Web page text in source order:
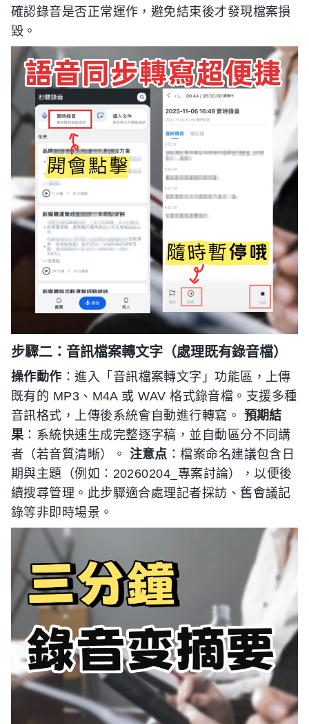
確認錄音是否正常運作，避免結束後才發現檔案損
毀。
步驟二：音訊檔案轉文字（處理既有錄音檔）
操作動作 ：進入「音訊檔案轉文字」功能區，上傳
既有的 MP3、M4A 或 WAV 格式錄音檔。支援多種
音訊格式，上傳後系統會自動進行轉寫。 預期結
果：系統快速生成完整逐字稿，並自動區分不同講
者（若音質清晰）。 注意点 ：檔案命名建議包含日
期與主題（例如：20260204_專案討論），以便後
續搜尋管理。此步驟適合處理記者採訪、舊會議記
錄等非即時場景。